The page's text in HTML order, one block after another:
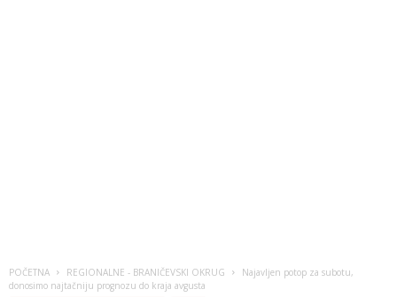
POČETNA REGIONALNE - BRANIČEVSKI OKRUG
Najavljen potop za subotu,
donosimo najtačniju prognozu do kraja avgusta